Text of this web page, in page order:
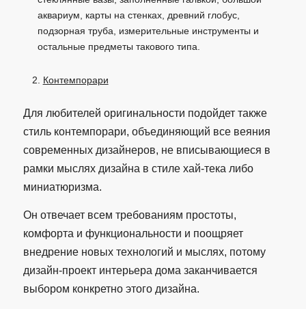
аквариум, карты на стенках, древний глобус,
подзорная труба, измерительные инструменты и
остальные предметы такового типа.
Контемпорари
Для любителей оригинальности подойдет также
стиль контемпорари, объединяющий все веяния
современных дизайнеров, не вписывающиеся в
рамки мыслях дизайна в стиле хай-тека либо
миниатюризма.
Он отвечает всем требованиям простоты,
комфорта и функциональности и поощряет
внедрение новых технологий и мыслях, потому
дизайн-проект интерьера дома заканчивается
выбором конкретно этого дизайна.